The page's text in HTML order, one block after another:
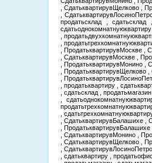
, СдатьквартирувЩелково ,
,
продатьсклад , сдатьсклад
сдатьоднокомнатнуюквартиру
,
,
, ПродатьквартирувМоскве ,
, СдатьквартирувМоскве ,
, ПродатьквартирувМонино ,
, ПродатьквартирувЩелково
,
, продатьквартиру ,
, сдатьсклад ,
,
,
, СдатьквартирувБалашихе ,
,
, СдатьквартирувМонино ,
, СдатьквартирувЩелково ,
,
, сдатьквартиру ,